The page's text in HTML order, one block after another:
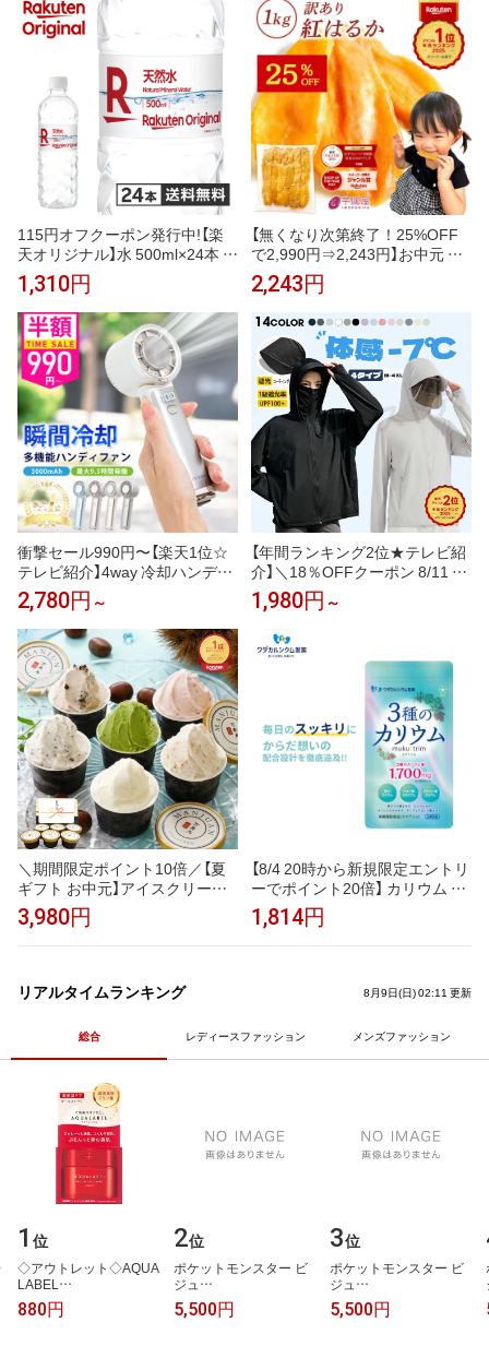
スポーツ ジム ヨガ マスク 元祖
冷感coolify【完全防備UVカット
ンプ
115円オフクーポン発行中!【楽
天オリジナル】水 500ml×24本 天
然水 ミネラルウォーター 飲料水
まとめ買い 安い 業務用 家庭用
大容量 オフィス コスパ最強 熱
中症対策 500ml 24本
1,310円
【無くなり次第終了！25%OFF
で2,990円⇒2,243円】お中元 ギ
フト 干し芋 茨城県産 紅はるか
訳あり 1kg 食べ物 和菓子 おや
つ 送料無料 国産 無添加 切り落
とし さつまいも スイーツ ダイ
エット お菓子 和スイーツ お祝
い N1
2,243円
衝撃セール990円〜【楽天1位☆
テレビ紹介】4way 冷却ハンディ
ファンPRO 2026 ハンディファ
ン 冷却プレート 扇風機 シシベ
ラ ハンディファン 静音 軽量 強
風 小型 冷却モード 充電式 冷却
携帯扇風機 卓上扇風機 小型扇風
機 cicibella 手持ち扇風機「MON
OQLO受賞」＜公式＞
2,780円 ～
【年間ランキング2位★テレビ紹
介】＼18％OFFクーポン 8/11 2
3:59まで／uvカット パーカー
冷感 UV レディース uvカットパ
ーカー 接触冷感 長袖 ラッシュ
ガード メンズ UVパーカー 遮光
メッシュ 通気口 涼しい トップ
ス 大きいサイズ 日焼け防止服
日よけ サンバイザー 即納
1,980円 ～
＼期間限定ポイント10倍／【夏
ギフト お中元】アイスクリーム
ジェラート 甘栗専門店の甘栗ジ
ェラート入 創業99年の青果市場
あまぐり ミルク いちご 抹茶 チ
ョコ クッキークリーム 6種6入
3,980円
【8/4 20時から新規限定エントリ
ーでポイント20倍】 カリウム サ
プリ muku:trim ムクトリム ワダ
カルシウム製薬 3種のカリウム
プリ 栄養機能食品 ナイアシン
1,814円
リアルタイムランキング 8月9日(日) 02:11 更新
総合 レディースファッション メンズファッション
1 位
◇​ア​ウ​ト​レ​ッ​ト​◇​A​Q​U​A​
L​A​B​E​L​…
880円
2位
ポ​ケ​ッ​ト​モ​ン​ス​タ​ー​ ​ビ​
ジ​ュ​…
5,500円
3位
ポ​ケ​ッ​ト​モ​ン​ス​タ​ー​ ​ビ​
ジ​ュ​…
5,500円